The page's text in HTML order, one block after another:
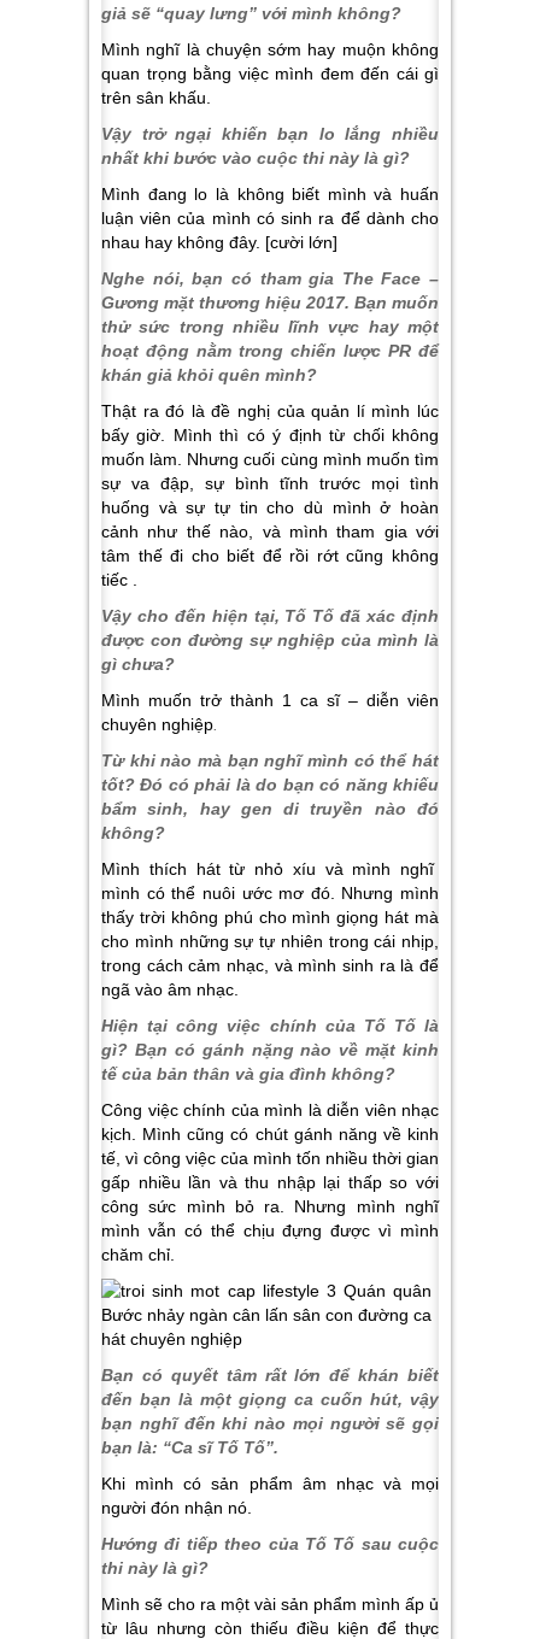
giả sẽ “quay lưng” với mình không?
Mình nghĩ là chuyện sớm hay muộn không
quan trọng bằng việc mình đem đến cái gì
trên sân khấu.
Vậy trở ngại khiến bạn lo lắng nhiều
nhất khi bước vào cuộc thi này là gì?
Mình đang lo là không biết mình và huấn
luận viên của mình có sinh ra để dành cho
nhau hay không đây. [cười lớn]
Nghe nói, bạn có tham gia The Face –
Gương mặt thương hiệu 2017. Bạn muốn
thử sức trong nhiều lĩnh vực hay một
hoạt động nằm trong chiến lược PR để
khán giả khỏi quên mình?
Thật ra đó là đề nghị của quản lí mình lúc
bấy giờ. Mình thì có ý định từ chối không
muốn làm. Nhưng cuối cùng mình muốn tìm
sự va đập, sự bình tĩnh trước mọi tình
huống và sự tự tin cho dù mình ở hoàn
cảnh như thế nào, và mình tham gia với
tâm thế đi cho biết để rồi rớt cũng không
tiếc .
Vậy cho đến hiện tại, Tố Tố đã xác định
được con đường sự nghiệp của mình là
gì chưa?
Mình muốn trở thành 1 ca sĩ – diễn viên
chuyên nghiệp
Từ khi nào mà bạn nghĩ mình có thể hát
tốt? Đó có phải là do bạn có năng khiếu
bẩm sinh, hay gen di truyền nào đó
không?
Mình thích hát từ nhỏ xíu và mình nghĩ
mình có thể nuôi ước mơ đó. Nhưng mình
thấy trời không phú cho mình giọng hát mà
cho mình những sự tự nhiên trong cái nhịp,
trong cách cảm nhạc, và mình sinh ra là để
ngã vào âm nhạc.
Hiện tại công việc chính của Tố Tố là
gì? Bạn có gánh nặng nào về mặt kinh
tế của bản thân và gia đình không?
Công việc chính của mình là diễn viên nhạc
kịch. Mình cũng có chút gánh năng về kinh
tế, vì công việc của mình tốn nhiều thời gian
gấp nhiều lần và thu nhập lại thấp so với
công sức mình bỏ ra. Nhưng mình nghĩ
mình vẫn có thể chịu đựng được vì mình
chăm chỉ.
Bạn có quyết tâm rất lớn để khán biết
đến bạn là một giọng ca cuốn hút, vậy
bạn nghĩ đến khi nào mọi người sẽ gọi
bạn là: “Ca sĩ Tố Tố”.
Khi mình có sản phẩm âm nhạc và mọi
người đón nhận nó.
Hướng đi tiếp theo của Tố Tố sau cuộc
thi này là gì?
Mình sẽ cho ra một vài sản phẩm mình ấp ủ
từ lâu nhưng còn thiếu điều kiện để thực